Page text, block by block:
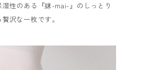
性のある『䋛-mai-』のしっとり
沢な一枚です。